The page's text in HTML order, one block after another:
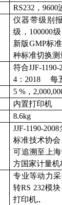
RS232，9600
仪器带级别
级，100000
新版GMP标
种标准切换
符合JJF-
4：2018 每
5 %，
内置打印机
8.6kg
JJF-1190-
标准技术协
可追溯至上
方国家计量
专业等动力
转RS 232模
打印机,,